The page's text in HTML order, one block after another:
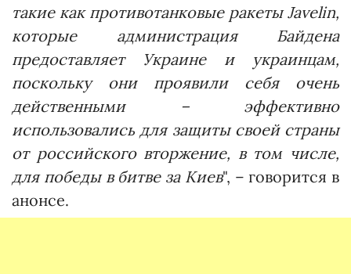
такие как противотанковые ракеты Javelin,
которые администрация Байдена
предоставляет Украине и украинцам,
поскольку они проявили себя очень
действенными – эффективно
использовались для защиты своей страны
от российского вторжение, в том числе,
для победы в битве за Киев", – говорится в
анонсе.